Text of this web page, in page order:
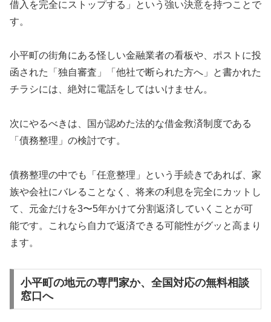
借入を完全にストップする」という強い決意を持つことで
す。
小平町の街角にある怪しい金融業者の看板や、ポストに投
函された「独自審査」「他社で断られた方へ」と書かれた
チラシには、絶対に電話をしてはいけません。
次にやるべきは、国が認めた法的な借金救済制度である
「債務整理」の検討です。
債務整理の中でも「任意整理」という手続きであれば、家
族や会社にバレることなく、将来の利息を完全にカットし
て、元金だけを3〜5年かけて分割返済していくことが可
能です。これなら自力で返済できる可能性がグッと高まり
ます。
小平町の地元の専門家か、全国対応の無料相談
窓口へ